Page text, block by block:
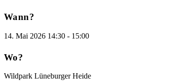
Wann?
14. Mai 2026 14:30 - 15:00
Wo?
Wildpark Lüneburger Heide